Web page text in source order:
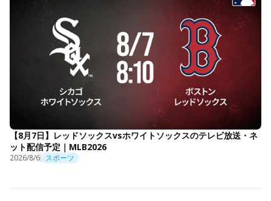
【8月7日】レッドソックスvsホワイトソックスのテレビ放送・ネ
ット配信予定｜MLB2026
2026/8/6 スポーツ